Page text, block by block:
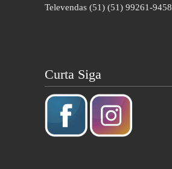
Televendas (51) (51) 99261-9458
Curta Siga